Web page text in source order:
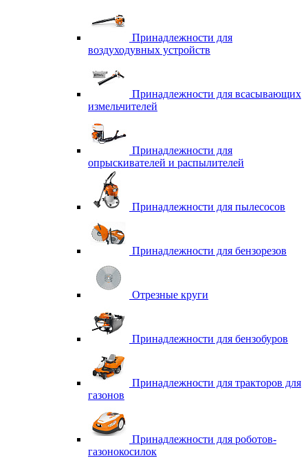
Принадлежности для
воздуходувных устройств
Принадлежности для всасывающих
измельчителей
Принадлежности для
опрыскивателей и распылителей
Принадлежности для пылесосов
Принадлежности для бензорезов
Отрезные круги
Принадлежности для бензобуров
Принадлежности для тракторов для
газонов
Принадлежности для роботов-
газонокосилок